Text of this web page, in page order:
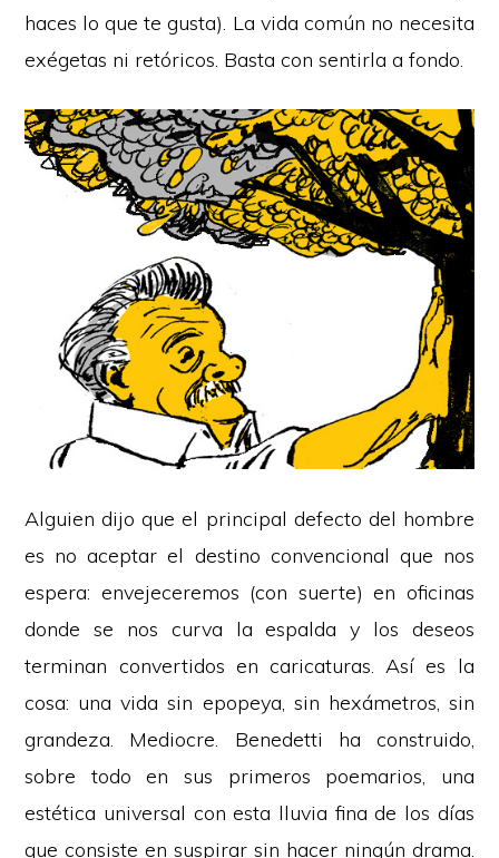
haces lo que te gusta). La vida común no necesita
exégetas ni retóricos. Basta con sentirla a fondo.
Alguien dijo que el principal defecto del hombre
es no aceptar el destino convencional que nos
espera: envejeceremos (con suerte) en oficinas
donde se nos curva la espalda y los deseos
terminan convertidos en caricaturas. Así es la
cosa: una vida sin epopeya, sin hexámetros, sin
grandeza. Mediocre. Benedetti ha construido,
sobre todo en sus primeros poemarios, una
estética universal con esta lluvia fina de los días
que consiste en suspirar sin hacer ningún drama.